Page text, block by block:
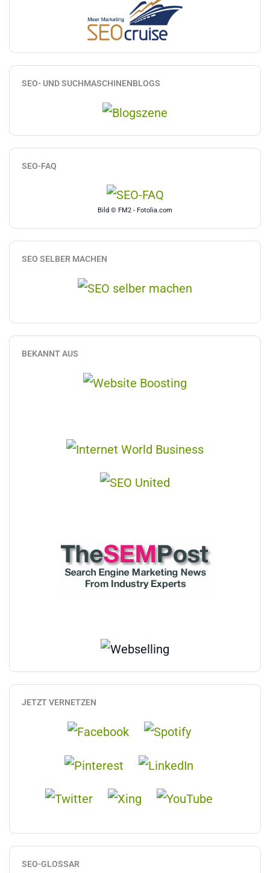
SEO- UND SUCHMASCHINENBLOGS
SEO-FAQ
Bild © FM2 - Fotolia.com
SEO SELBER MACHEN
BEKANNT AUS
JETZT VERNETZEN
SEO-GLOSSAR